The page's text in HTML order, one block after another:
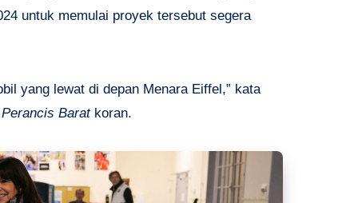
untuk memulai proyek tersebut segera
yang lewat di depan Menara Eiffel,” kata
Perancis Baratkoran.